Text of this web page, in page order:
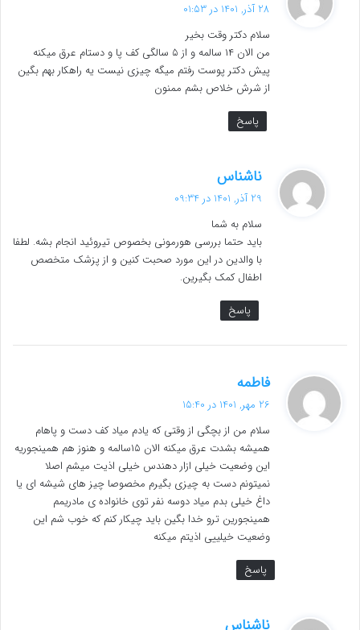
ت
:
28 آذر, 1401 در 01:53
سلام دکتر وقت بخیر
من الان ۱۴ سالمه و از ۵ سالگی کف پا و دستام عرق میکنه
پیش دکتر پوست رفتم میگه چیزی نیست یه راهکار بهم بگین
از شرش خلاص بشم ممنون
پاسخ
ناشناس
ف
:
29 آذر, 1401 در 09:34
سلام به شما
باید حتما بررسی هورمونی بخصوص تیروئید انجام بشه. لطفا
با والدین در این مورد صحبت کنین و از پزشک متخصص
اطفال کمک بگیرین.
پاسخ
فاطمه
ف
:
26 مهر, 1401 در 15:40
سلام من از بچگی از وقتی که یادم میاد کف دست و پاهام
همیشه بشدت عرق میکنه الان ١۵سالمه و هنوز هم همینجوریه
این وضعیت خیلی ازار دهندس خیلی اذیت میشم اصلا
نمیتونم دست به چیزی بگیرم مخصوصا چیز های شیشه ای یا
داغ خیلی بدم میاد دوسه نفر توی خانواده ی مادریمم
همینجورین ترو خدا بگین باید چیکار کنم که خوب شم این
وضعیت خیلییی اذیتم میکنه
پاسخ
ناشناس